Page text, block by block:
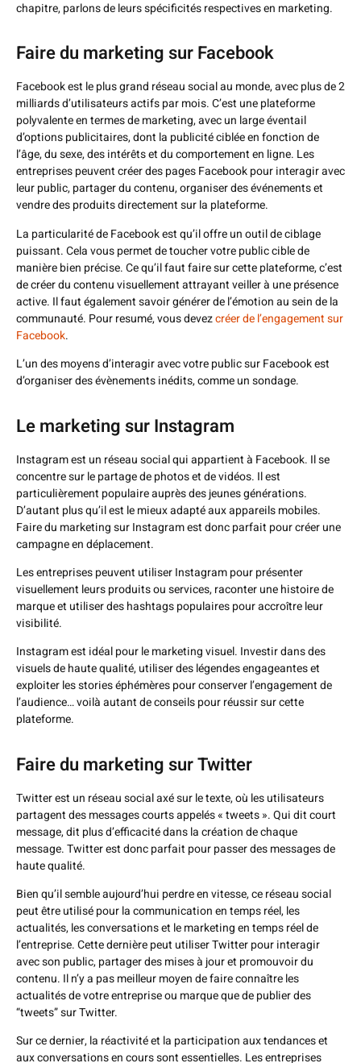
chapitre, parlons de leurs spécificités respectives en marketing.
Faire du marketing sur Facebook
Facebook est le plus grand réseau social au monde, avec plus de 2
milliards d’utilisateurs actifs par mois. C’est une plateforme
polyvalente en termes de marketing, avec un large éventail
d’options publicitaires, dont la publicité ciblée en fonction de
l’âge, du sexe, des intérêts et du comportement en ligne. Les
entreprises peuvent créer des pages Facebook pour interagir avec
leur public, partager du contenu, organiser des événements et
vendre des produits directement sur la plateforme.
La particularité de Facebook est qu’il offre un outil de ciblage
puissant. Cela vous permet de toucher votre public cible de
manière bien précise. Ce qu’il faut faire sur cette plateforme, c’est
de créer du contenu visuellement attrayant veiller à une présence
active. Il faut également savoir générer de l’émotion au sein de la
communauté. Pour resumé, vous devezcréer de l’engagement sur
Facebook.
L’un des moyens d’interagir avec votre public sur Facebook est
d’organiser des évènements inédits, comme un sondage.
Le marketing sur Instagram
Instagram est un réseau social qui appartient à Facebook. Il se
concentre sur le partage de photos et de vidéos. Il est
particulièrement populaire auprès des jeunes générations.
D’autant plus qu’il est le mieux adapté aux appareils mobiles.
Faire du marketing sur Instagram est donc parfait pour créer une
campagne en déplacement.
Les entreprises peuvent utiliser Instagram pour présenter
visuellement leurs produits ou services, raconter une histoire de
marque et utiliser des hashtags populaires pour accroître leur
visibilité.
Instagram est idéal pour le marketing visuel. Investir dans des
visuels de haute qualité, utiliser des légendes engageantes et
exploiter les stories éphémères pour conserver l’engagement de
l’audience… voilà autant de conseils pour réussir sur cette
plateforme.
Faire du marketing sur Twitter
Twitter est un réseau social axé sur le texte, où les utilisateurs
partagent des messages courts appelés « tweets ». Qui dit court
message, dit plus d’efficacité dans la création de chaque
message. Twitter est donc parfait pour passer des messages de
haute qualité.
Bien qu’il semble aujourd’hui perdre en vitesse, ce réseau social
peut être utilisé pour la communication en temps réel, les
actualités, les conversations et le marketing en temps réel de
l’entreprise. Cette dernière peut utiliser Twitter pour interagir
avec son public, partager des mises à jour et promouvoir du
contenu. Il n’y a pas meilleur moyen de faire connaître les
actualités de votre entreprise ou marque que de publier des
“tweets” sur Twitter.
Sur ce dernier, la réactivité et la participation aux tendances et
aux conversations en cours sont essentielles. Les entreprises